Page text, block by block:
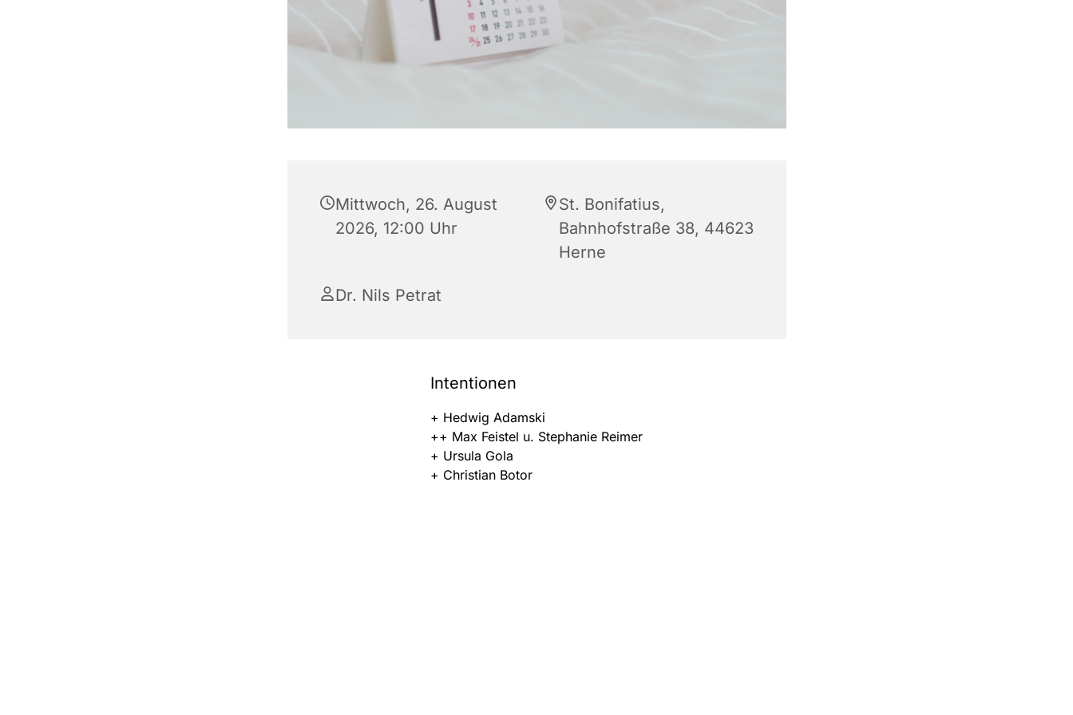
Mittwoch, 26. August
2026, 12:00 Uhr
St. Bonifatius,
Bahnhofstraße 38, 44623
Herne
Dr. Nils Petrat
Intentionen
+ Hedwig Adamski
++ Max Feistel u. Stephanie Reimer
+ Ursula Gola
+ Christian Botor